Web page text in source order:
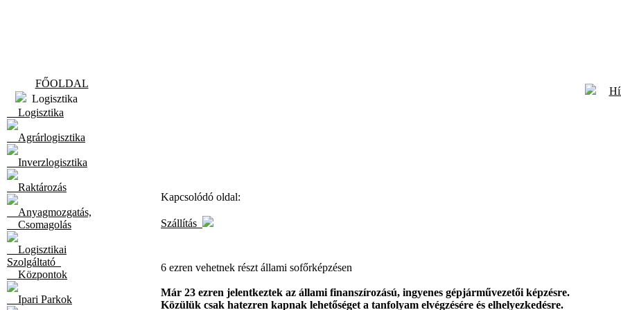
FŐOLDAL
Logisztika
Logisztika
Agrárlogisztika
Inverzlogisztika
Raktározás
Anyagmozgatás,
Csomagolás
Logisztikai
Szolgáltató
Központok
Ipari Parkok
Kapcsolódó oldal:
Szállítás
6 ezren vehetnek részt állami sofőrképzésen
Már 23 ezren jelentkeztek az állami finanszírozású, ingyenes gépjárművezetői képzésre.
Közülük csak hatezren kapnak lehetőséget a tanfolyam elvégzésére és elhelyezkedésre.